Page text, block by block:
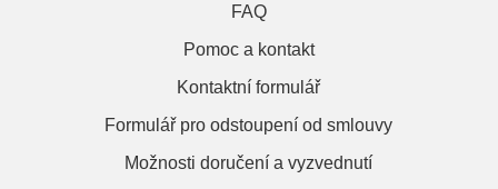
FAQ
Pomoc a kontakt
Kontaktní formulář
Formulář pro odstoupení od smlouvy
Možnosti doručení a vyzvednutí